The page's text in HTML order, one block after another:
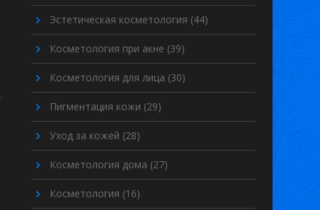
Эстетическая косметология (44)
Косметология при акне (39)
Косметология для лица (30)
Пигментация кожи (29)
Уход за кожей (28)
Косметология дома (27)
Косметология (16)